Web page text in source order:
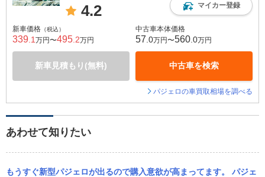
4.2 マイカー登録
新車価格 （税込）
339 .1 万円〜495 .2万円
新車見積もり(無料)
中古車本体価格
57 .0万円〜560 .0万円
中古車を検索
パジェロの車買取相場を調べる
あわせて知りたい
もうすぐ新型パジェロが出るので購入意欲が高まってます。 パジェ